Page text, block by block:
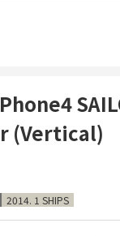
(Vertical)
2014. 1 SHIPS